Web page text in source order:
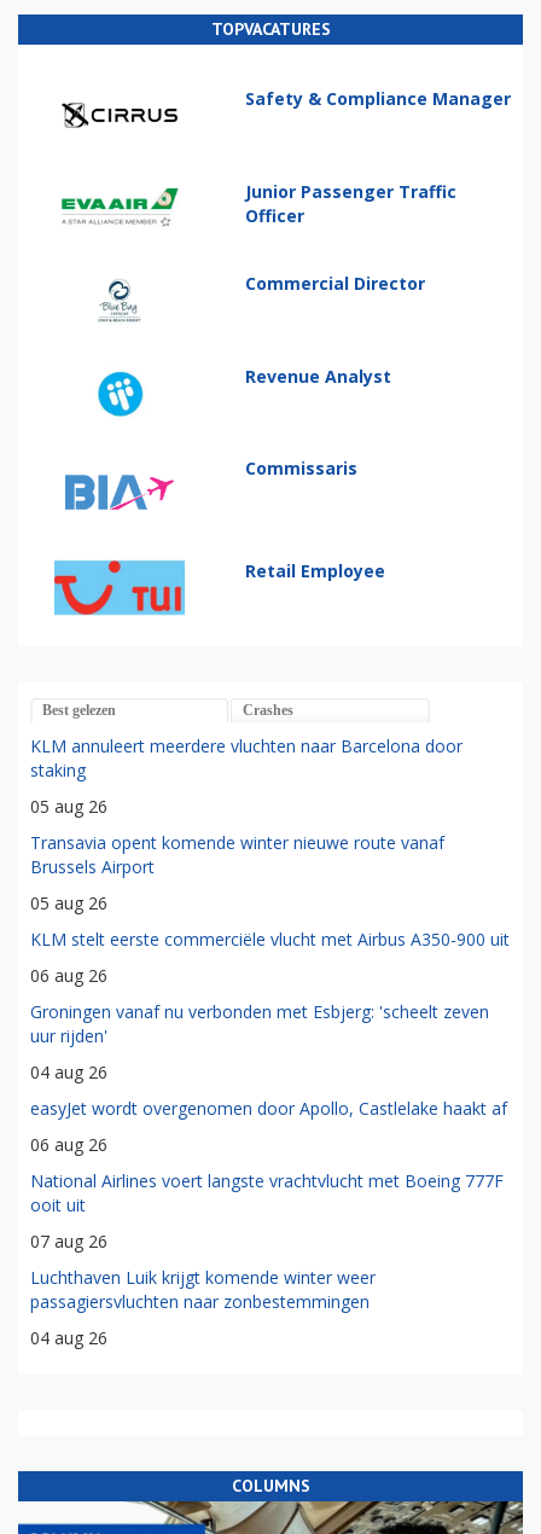
TOPVACATURES
Safety & Compliance Manager
Junior Passenger Traffic
Officer
Commercial Director
Revenue Analyst
Commissaris
Retail Employee
Best gelezen Crashes
KLM annuleert meerdere vluchten naar Barcelona door
staking
05 aug 26
Transavia opent komende winter nieuwe route vanaf
Brussels Airport
05 aug 26
KLM stelt eerste commerciële vlucht met Airbus A350-900 uit
06 aug 26
Groningen vanaf nu verbonden met Esbjerg: 'scheelt zeven
uur rijden'
04 aug 26
easyJet wordt overgenomen door Apollo, Castlelake haakt af
06 aug 26
National Airlines voert langste vrachtvlucht met Boeing 777F
ooit uit
07 aug 26
Luchthaven Luik krijgt komende winter weer
passagiersvluchten naar zonbestemmingen
04 aug 26
COLUMNS